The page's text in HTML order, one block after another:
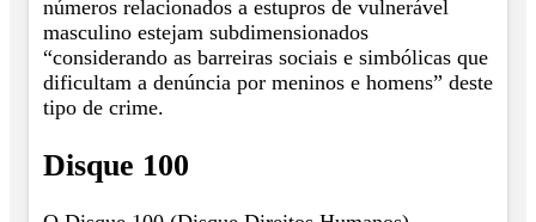
números relacionados a estupros de vulnerável
masculino estejam subdimensionados
“considerando as barreiras sociais e simbólicas que
dificultam a denúncia por meninos e homens” deste
tipo de crime.
Disque 100